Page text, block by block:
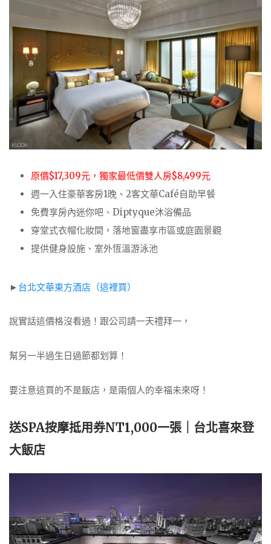
原價$17,309元，獨家最低價雙人房$8,499元
週一入住豪華客房1晚、2客文華Café自助早餐
免費享房內迷你吧、Diptyque沐浴備品
穿堂式衣帽化妝間，落地窗盡享市區或庭園景觀
提供健身設施、室外恆溫游泳池
► 台北文華東方酒店（這裡買）
說實話這價格沒看過！跟公司請一天禮拜一，
幫另一半過生日過節都划算！
要注意這買的不是飯店，是兩個人的幸福未來呀！
送SPA按摩抵用券NT1,000一張｜台北喜來登
大飯店